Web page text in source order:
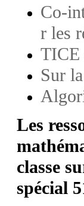
Co-
r les
TICE
Sur
Les
classe
spécial